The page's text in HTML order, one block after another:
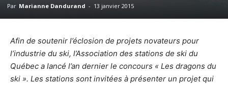
Par Marianne Dandurand - 13 janvier 2015
Afin de soutenir l’éclosion de projets novateurs pour
l’industrie du ski, l’Association des stations de ski du
Québec a lancé l’an dernier le concours « Les dragons du
ski ». Les stations sont invitées à présenter un projet qui